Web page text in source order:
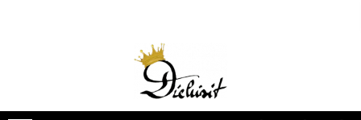
Curele
Cadouri barbati
Jucarii